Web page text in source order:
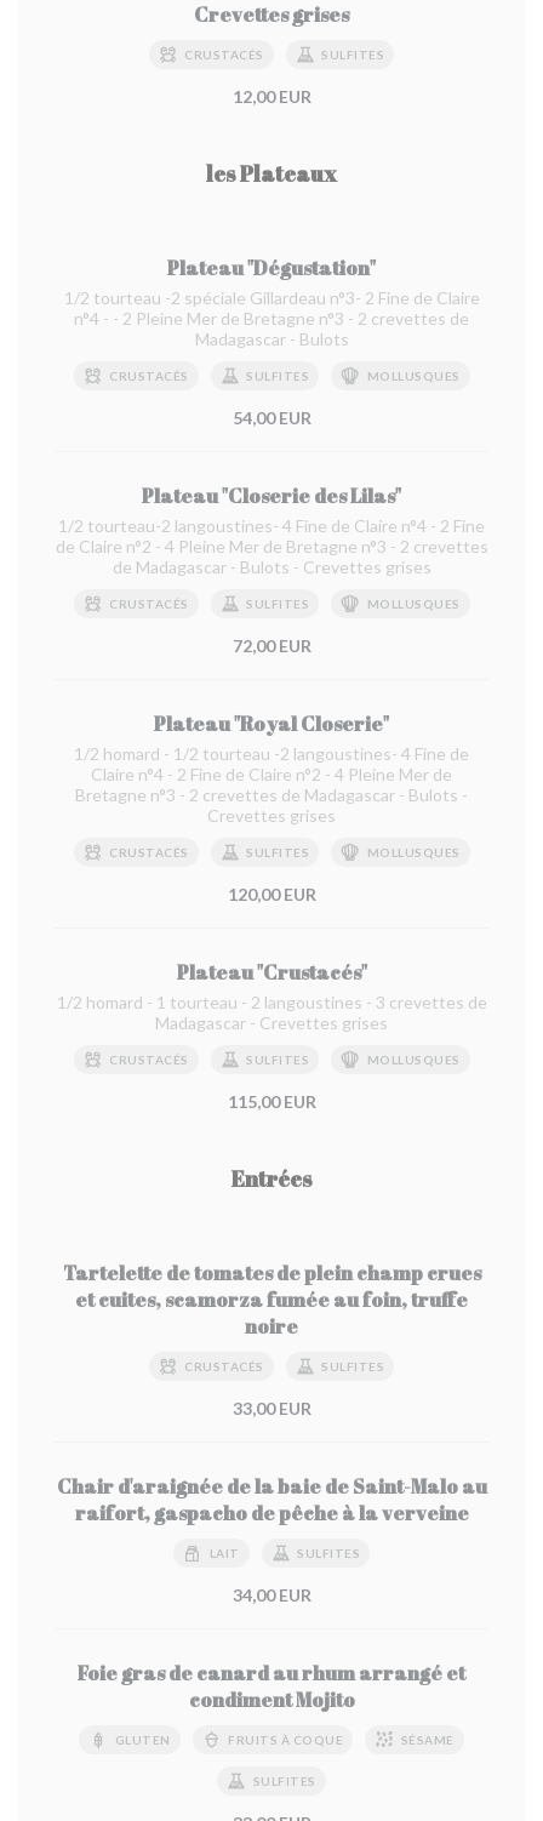
Crevettes grises
CRUSTACÉS SULFITES
12,00 EUR
les Plateaux
Plateau "Dégustation"
1/2 tourteau -2 spéciale Gillardeau n°3- 2 Fine de Claire
n°4 - - 2 Pleine Mer de Bretagne n°3 - 2 crevettes de
Madagascar - Bulots
CRUSTACÉS SULFITES MOLLUSQUES
54,00 EUR
Plateau "Closerie des Lilas"
1/2 tourteau-2 langoustines- 4 Fine de Claire n°4 - 2 Fine
de Claire n°2 - 4 Pleine Mer de Bretagne n°3 - 2 crevettes
de Madagascar - Bulots - Crevettes grises
CRUSTACÉS SULFITES MOLLUSQUES
72,00 EUR
Plateau "Royal Closerie"
1/2 homard - 1/2 tourteau -2 langoustines- 4 Fine de
Claire n°4 - 2 Fine de Claire n°2 - 4 Pleine Mer de
Bretagne n°3 - 2 crevettes de Madagascar - Bulots -
Crevettes grises
CRUSTACÉS SULFITES MOLLUSQUES
120,00 EUR
Plateau "Crustacés"
1/2 homard - 1 tourteau - 2 langoustines - 3 crevettes de
Madagascar - Crevettes grises
CRUSTACÉS SULFITES MOLLUSQUES
115,00 EUR
Entrées
Tartelette de tomates de plein champ crues
et cuites, scamorza fumée au foin, truffe
noire
CRUSTACÉS SULFITES
33,00 EUR
Chair d'araignée de la baie de Saint-Malo au
raifort, gaspacho de pêche à la verveine
LAIT SULFITES
34,00 EUR
Foie gras de canard au rhum arrangé et
condiment Mojito
GLUTEN FRUITS À COQUE SÉSAME
SULFITES